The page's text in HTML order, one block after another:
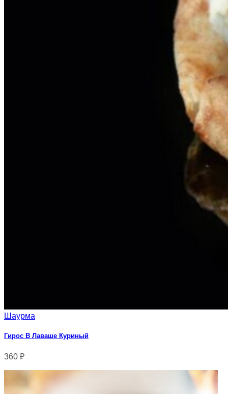
Шаурма
Гирос В Лаваше Куриный
360 ₽